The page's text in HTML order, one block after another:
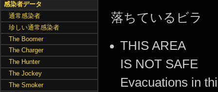
落ちているビラ
THIS AREA
IS NOT SAFE
Evacuations in
感染者データ
通常感染者
珍しい通常感染者
The Boomer
The Charger
The Hunter
The Jockey
The Smoker